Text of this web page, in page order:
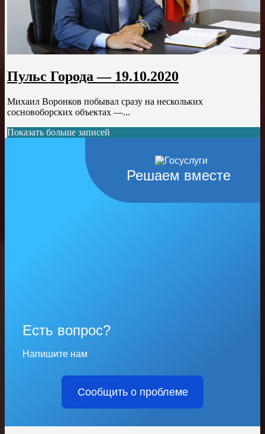
Пульс Города — 19.10.2020
Михаил Воронков побывал сразу на нескольких
сосновоборских объектах —...
Показать больше записей
Решаем вместе
Есть вопрос?
Напишите нам
Сообщить о проблеме